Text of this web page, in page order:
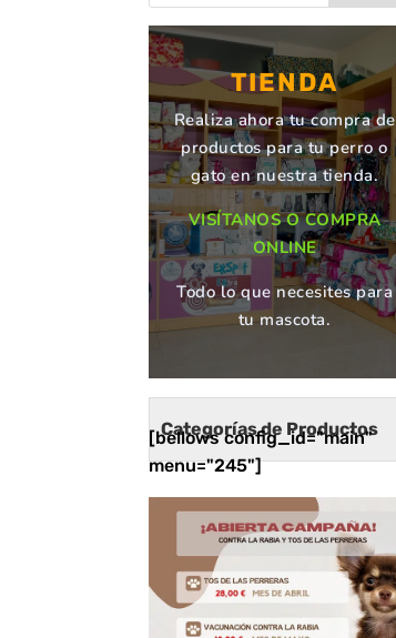
TIENDA
Realiza ahora tu compra de
productos para tu perro o
gato en nuestra tienda.
VISÍTANOS O COMPRA
ONLINE
Todo lo que necesites para
tu mascota.
Categorías de Productos
[bellows config_id="main"
menu="245"]